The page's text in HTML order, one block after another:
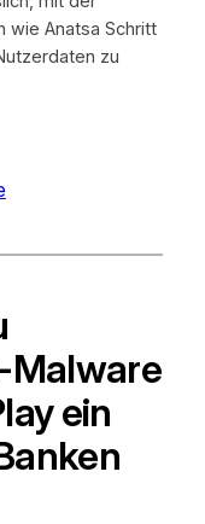
wie Anatsa Schritt
zu
Malware
ein